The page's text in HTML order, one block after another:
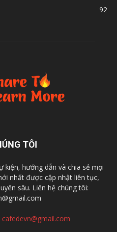
92
TÔI
kiện, hướng dẫn và chia sẻ mọi
nhất được cập nhật liên tục,
sâu. Liên hệ chúng tôi:
cafedevn@gmail.com